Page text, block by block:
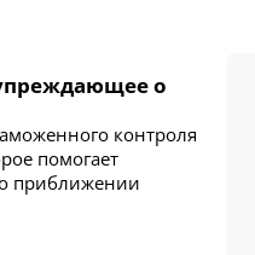
о
контроля
помогает
приближении